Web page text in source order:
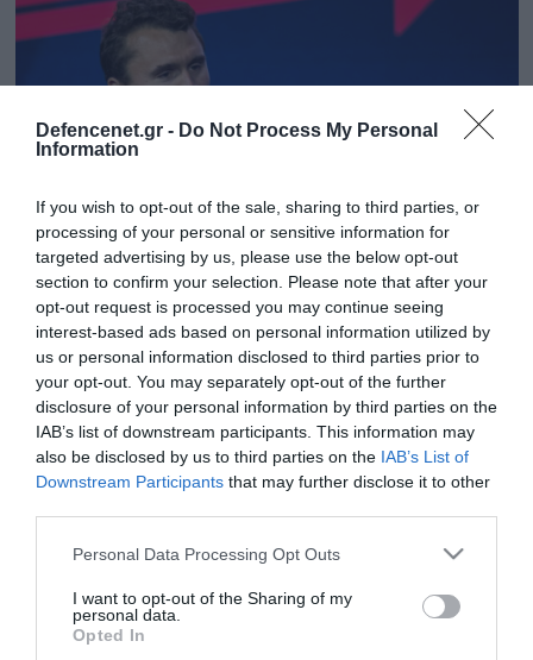
Defencenet.gr - Do Not Process My Personal
Information
If you wish to opt-out of the sale, sharing to third parties, or
processing of your personal or sensitive information for
targeted advertising by us, please use the below opt-out
section to confirm your selection. Please note that after your
opt-out request is processed you may continue seeing
interest-based ads based on personal information utilized by
us or personal information disclosed to third parties prior to
your opt-out. You may separately opt-out of the further
disclosure of your personal information by third parties on the
IAB’s list of downstream participants. This information may
also be disclosed by us to third parties on the IAB’s List of
Downstream Participants that may further disclose it to other
Please note that this website/app uses one or more Google
not limited to your visit or usage behaviour. You may click to
grant or deny consent to Google and its third-party tags to
use your data for below specified purposes in below Google
Personal Data Processing Opt Outs
I want to opt-out of the Sharing of my
personal data.
Opted In
15.09.2025 | 16:19
Τσάρλι Κερκ: Το απειλητικό σημείωμα του
δολοφόνου Τάιλερ Ρόμπινσον που βρήκε το
FBI – «Θα τον βγάλω από τη μέση»
Το έγγραφο, παρότι καταστράφηκε, εντοπίστηκε με
τη βοήθεια εγκληματολογικών ερευνών στο σπίτι του
FOCUS ON